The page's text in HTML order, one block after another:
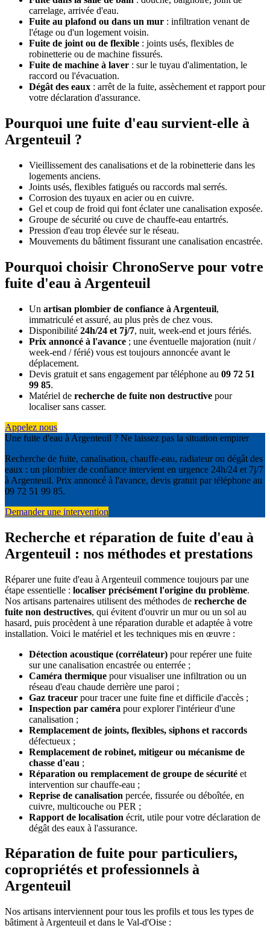
carrelage, arrivée d'eau.
Fuite au plafond ou dans un mur : infiltration venant de
l'étage ou d'un logement voisin.
Fuite de joint ou de flexible : joints usés, flexibles de
robinetterie ou de machine fissurés.
Fuite de machine à laver : sur le tuyau d'alimentation, le
raccord ou l'évacuation.
Dégât des eaux : arrêt de la fuite, assèchement et rapport pour
votre déclaration d'assurance.
Pourquoi une fuite d'eau survient-elle à
Argenteuil ?
Vieillissement des canalisations et de la robinetterie dans les
logements anciens.
Joints usés, flexibles fatigués ou raccords mal serrés.
Corrosion des tuyaux en acier ou en cuivre.
Gel et coup de froid qui font éclater une canalisation exposée.
Groupe de sécurité ou cuve de chauffe-eau entartrés.
Pression d'eau trop élevée sur le réseau.
Mouvements du bâtiment fissurant une canalisation encastrée.
Pourquoi choisir ChronoServe pour votre
fuite d'eau à Argenteuil
Un artisan plombier de confiance à Argenteuil,
immatriculé et assuré, au plus près de chez vous.
Disponibilité 24h/24 et 7j/7, nuit, week-end et jours fériés.
Prix annoncé à l'avance ; une éventuelle majoration (nuit /
week-end / férié) vous est toujours annoncée avant le
déplacement.
Devis gratuit et sans engagement par téléphone au 09 72 51
99 85.
Matériel de recherche de fuite non destructive pour
localiser sans casser.
Appelez nous
Une fuite d'eau à Argenteuil ? Ne laissez pas la situation empirer
Recherche de fuite, canalisation, chauffe-eau, radiateur ou dégât des
eaux : un plombier de confiance intervient en urgence 24h/24 et 7j/7
à Argenteuil. Prix annoncé à l'avance, devis gratuit par téléphone au
09 72 51 99 85.
Demander une intervention
Recherche et réparation de fuite d'eau à
Argenteuil : nos méthodes et prestations
Réparer une fuite d'eau à Argenteuil commence toujours par une
étape essentielle : localiser précisément l'origine du problème.
Nos artisans partenaires utilisent des méthodes de recherche de
fuite non destructives, qui évitent d'ouvrir un mur ou un sol au
hasard, puis procèdent à une réparation durable et adaptée à votre
installation. Voici le matériel et les techniques mis en œuvre :
Détection acoustique (corrélateur) pour repérer une fuite
sur une canalisation encastrée ou enterrée ;
Caméra thermique pour visualiser une infiltration ou un
réseau d'eau chaude derrière une paroi ;
Gaz traceur pour tracer une fuite fine et difficile d'accès ;
Inspection par caméra pour explorer l'intérieur d'une
canalisation ;
Remplacement de joints, flexibles, siphons et raccords
défectueux ;
Remplacement de robinet, mitigeur ou mécanisme de
chasse d'eau ;
Réparation ou remplacement de groupe de sécurité et
intervention sur chauffe-eau ;
Reprise de canalisation percée, fissurée ou déboîtée, en
cuivre, multicouche ou PER ;
Rapport de localisation écrit, utile pour votre déclaration de
dégât des eaux à l'assurance.
Réparation de fuite pour particuliers,
copropriétés et professionnels à
Argenteuil
Nos artisans interviennent pour tous les profils et tous les types de
bâtiment à Argenteuil et dans le Val-d'Oise :